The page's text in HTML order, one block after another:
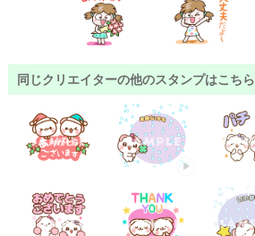
同じクリエイターの他のスタンプはこちら